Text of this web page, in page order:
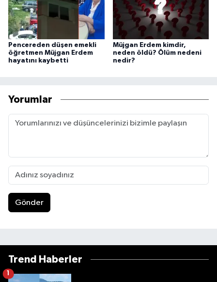
Pencereden düşen emekli
öğretmen Müjgan Erdem
hayatını kaybetti
Müjgan Erdem kimdir,
neden öldü? Ölüm nedeni
nedir?
Yorumlar
Gönder
Trend Haberler
1